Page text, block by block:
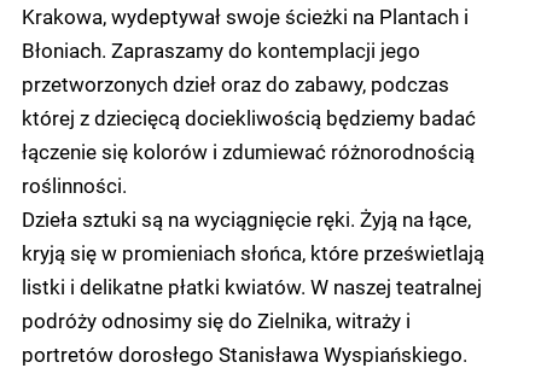
Krakowa, wydeptywał swoje ścieżki na Plantach i
Błoniach. Zapraszamy do kontemplacji jego
przetworzonych dzieł oraz do zabawy, podczas
której z dziecięcą dociekliwością będziemy badać
łączenie się kolorów i zdumiewać różnorodnością
roślinności.
Dzieła sztuki są na wyciągnięcie ręki. Żyją na łące,
kryją się w promieniach słońca, które prześwietlają
listki i delikatne płatki kwiatów. W naszej teatralnej
podróży odnosimy się do Zielnika, witraży i
portretów dorosłego Stanisława Wyspiańskiego.